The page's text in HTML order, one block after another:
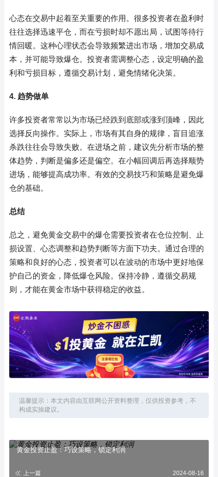
心态在交易中起着至关重要的作用。很多投资者在盈利时
往往选择迅速平仓，而在亏损时却不愿出局，试图等待行
情回暖。这种心理状态会导致频繁进出市场，增加交易成
本，并可能导致爆仓。投资者需调整心态，设定明确的盈
利和亏损目标，遵循交易计划，避免情绪化决策。
4. 趋势做单
许多投资者常常以为市场已经跌到底部或涨到顶峰，因此
选择反向操作。实际上，市场有其自身的规律，盲目追涨
杀跌往往会导致失败。在进场之前，建议先分析市场的整
体趋势，判断是偏多还是偏空。在小幅回调后再选择顺势
进场，能够提高成功率。有效的交易技巧和策略是避免爆
仓的基础。
总结
总之，避免黄金交易中的爆仓需要投资者在仓位控制、止
损设置、心态调整和趋势判断等方面下功夫。通过合理的
策略和良好的心态，投资者可以在波动的市场中更好地保
护自己的资金，降低爆仓风险。保持冷静，遵循交易规
则，才能在黄金市场中获得稳定的收益。
温馨提示：本文内容由互联网公开资料整理，仅供投资参考，不
构成实操建议。
黄金投资止盈：巧设策略，锁定利润
上一篇 2024-08-16